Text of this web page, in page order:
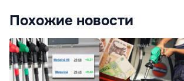
Похожие новости